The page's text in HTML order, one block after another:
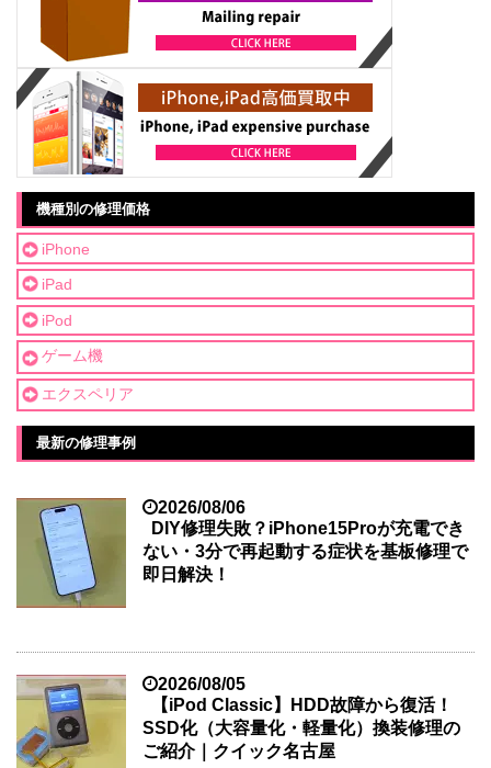
機種別の修理価格
iPhone
iPad
iPod
ゲーム機
エクスペリア
最新の修理事例
2026/08/06
DIY修理失敗？iPhone15Proが充電でき
ない・3分で再起動する症状を基板修理で
即日解決！
2026/08/05
【iPod Classic】HDD故障から復活！
SSD化（大容量化・軽量化）換装修理の
ご紹介｜クイック名古屋